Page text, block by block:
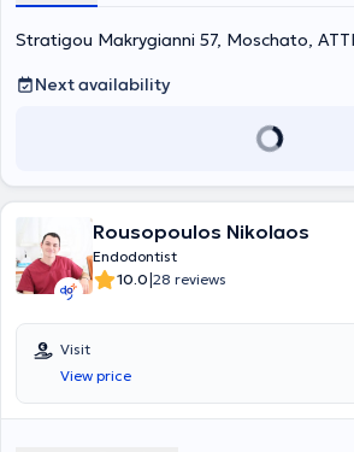
Stratigou Makrygianni 57, Moschato,
Next availability
Rousopoulos Nikolaos
Endodontist
10.0|28 reviews
Visit
View price